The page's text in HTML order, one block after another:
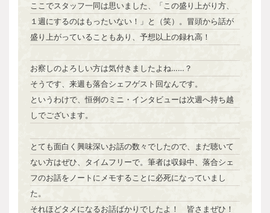
ここでスタッフ一同は思いました、「この盛り上がり方、
１週にするのはもったいない！」と（笑）。冒頭から話が
盛り上がっていることもあり、予想以上の録れ高！
お察しのよろしい方は気付きましたよね……？
そうです、来週も落合シェフゲスト回なんです。
というわけで、恒例のミニ・インタビューは次週へ持ち越
しでございます。
とても面白く興味深いお話の数々でしたので、まだ聴いて
ない方はぜひ、タイムフリーで。筆者は収録中、落合シェ
フのお話をノートにメモすることに必死になっていまし
た。
それほどタメになるお話ばかりでしたよ！ 皆さまぜひ！